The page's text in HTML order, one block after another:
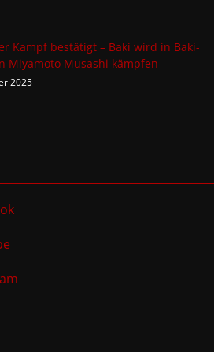
Kampf bestätigt – Baki wird in Baki-
Miyamoto Musashi kämpfen
2025